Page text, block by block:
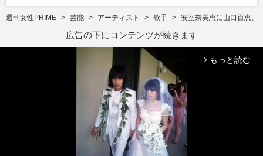
週刊女性PRIME 芸能 アーティスト 歌手 安室奈美恵に山口百恵、
広告の下にコンテンツが続きます
arrow_forward_ios もっと読む